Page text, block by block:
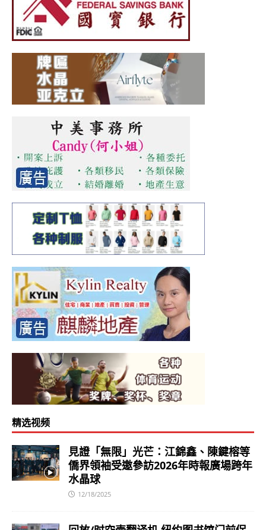
精选视频
見證「無限」光芒：江錦鑫、陳鍵榕等
僑界領袖受邀參訪2026年時報廣場跨年
水晶球
12/18/2025